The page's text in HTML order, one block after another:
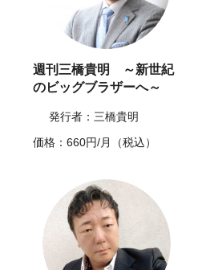
週刊三橋貴明 ～新世紀
のビッグブラザーへ～
発行者：三橋貴明
価格：660円/月（税込）